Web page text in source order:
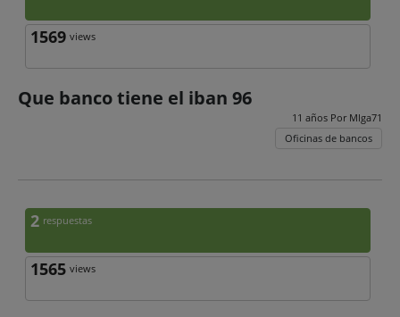
1569 views
Que banco tiene el iban 96
11 años Por Mlga71
Oficinas de bancos
2 respuestas
1565 views